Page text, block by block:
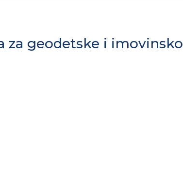
za geodetske i imovinsko